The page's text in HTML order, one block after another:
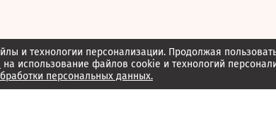
и технологии персонализации. Продолжая
на использование файлов cookie и технологий
персональных данных.